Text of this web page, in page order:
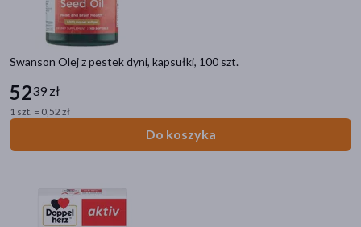
Swanson Olej z pestek dyni, kapsułki, 100 szt.
5239 zł
1 szt. = 0,52 zł
Do koszyka
Kategorie produktów
Układ moczowo-płciowy
Infekcje intymne
Suchość pochwy
Prostata